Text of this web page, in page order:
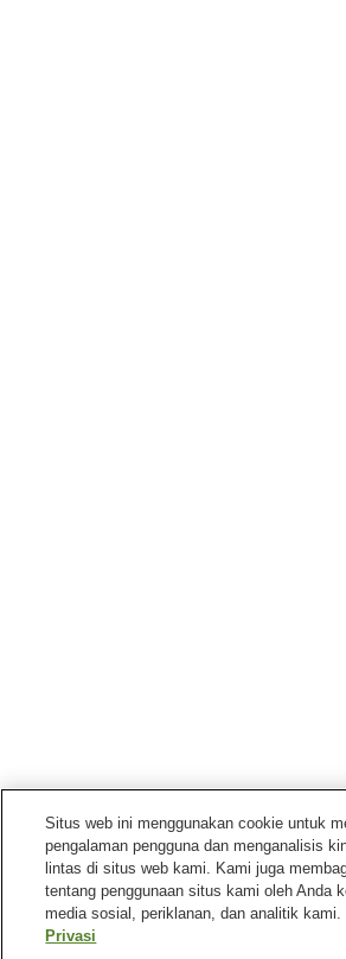
Situs web ini menggunakan cookie untuk
pengalaman pengguna dan menganalisis
lintas di situs web kami. Kami juga
tentang penggunaan situs kami oleh Anda
media sosial, periklanan, dan analitik kami.
Privasi